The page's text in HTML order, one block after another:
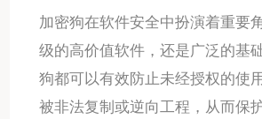
加密狗在软件安全中扮演着重要
级的高价值软件，还是广泛的基
狗都可以有效防止未经授权的使
被非法复制或逆向工程，从而保